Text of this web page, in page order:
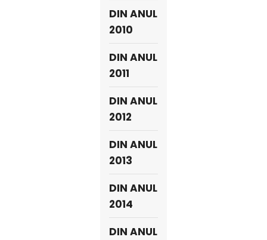
DIN ANUL
2010
DIN ANUL
2011
DIN ANUL
2012
DIN ANUL
2013
DIN ANUL
2014
DIN ANUL